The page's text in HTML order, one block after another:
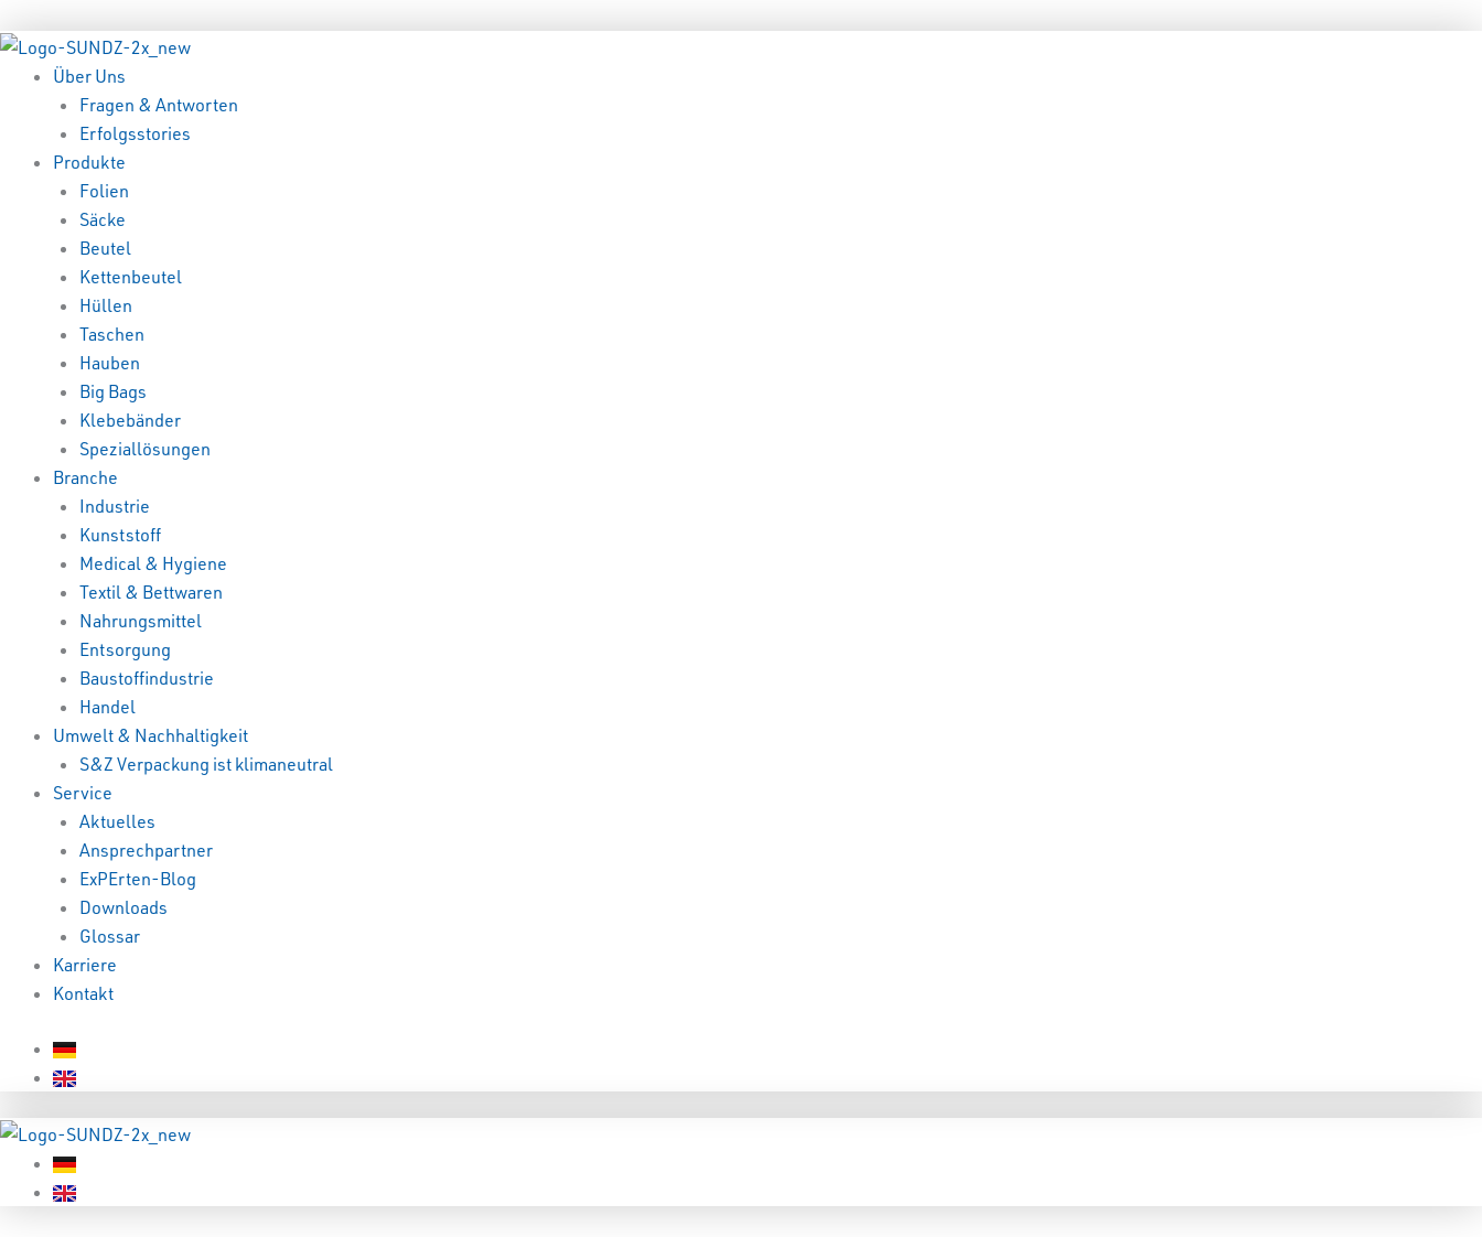
Inhalt
springenÜber Uns
Fragen & Antworten
Erfolgsstories
Produkte
Folien
Säcke
Beutel
Kettenbeutel
Hüllen
Taschen
Hauben
Big Bags
Klebebänder
Speziallösungen
Branche
Industrie
Kunststoff
Medical & Hygiene
Textil & Bettwaren
Nahrungsmittel
Entsorgung
Baustoffindustrie
Handel
Umwelt & Nachhaltigkeit
S&Z Verpackung ist klimaneutral
Service
Aktuelles
Ansprechpartner
ExPErten-Blog
Downloads
Glossar
Karriere
Kontakt